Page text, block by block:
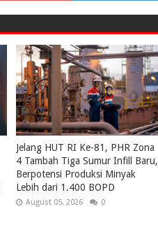
Jelang HUT RI Ke-81, PHR Zona
4 Tambah Tiga Sumur Infill Baru,
Berpotensi Produksi Minyak
Lebih dari 1.400 BOPD
August 05, 2026 0